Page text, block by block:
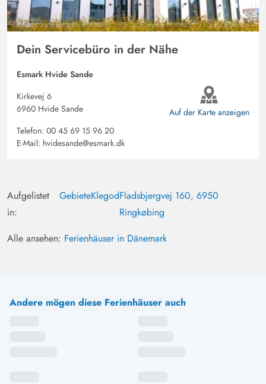
Dein Servicebüro in der Nähe
Esmark Hvide Sande
Kirkevej 6
6960 Hvide Sande
Telefon: 00 45 69 15 96 20
E-Mail: hvidesande@esmark.dk
Auf der Karte anzeigen
Aufgelistet
in:
GebieteKlegodFladsbjergvej 160, 6950
Ringkøbing
Alle ansehen: Ferienhäuser in Dänemark
Andere mögen diese Ferienhäuser auch